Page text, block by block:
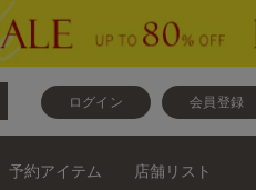
ログイン 会員登録
予約アイテム 店舗リスト